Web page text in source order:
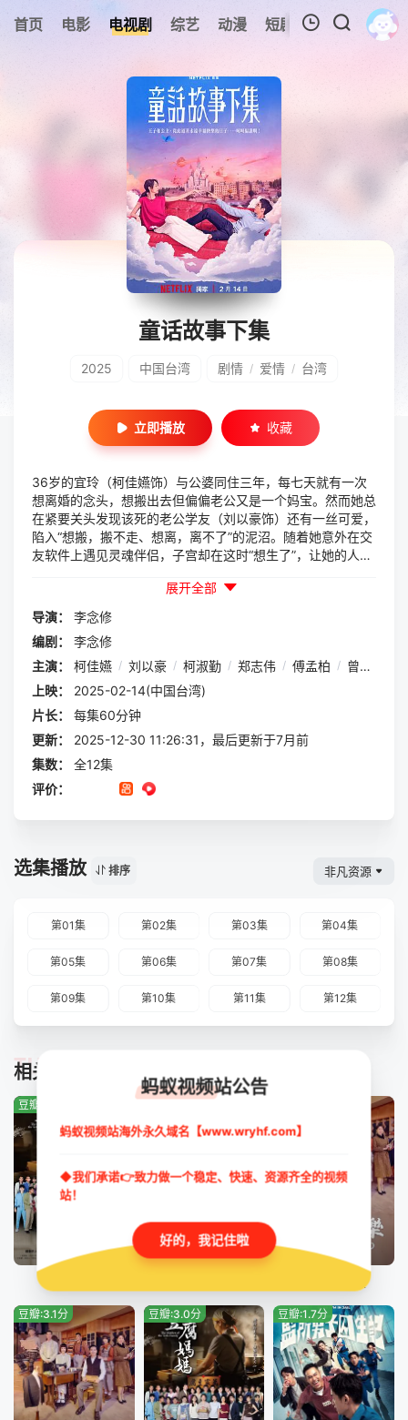
首页 电影 电视剧 综艺 动漫 短剧 今日更新
0
暂无观看影片的记录
童话故事下集
2025 中国台湾 剧情 / 爱情 / 台湾
立即播放 收藏
36岁的宜玲（柯佳嬿饰）与公婆同住三年，每七天就有一次
想离婚的念头，想搬出去但偏偏老公又是一个妈宝。然而她总
在紧要关头发现该死的老公学友（刘以豪饰）还有一丝可爱，
陷入“想搬，搬不走、想离，离不了”的泥沼。随着她意外在交
友软件上遇见灵魂伴侣，子宫却在这时“想生了”，让她的人生
展开全部
导演：
李念修
编剧：
李念修
主演：
柯佳嬿 / 刘以豪 / 柯淑勤 / 郑志伟 / 傅孟柏 / 曾敬骅
上映：
2025-02-14(中国台湾)
片长：
每集60分钟
更新：
2025-12-30 11:26:31，最后更新于7月前
集数：
全12集
评价：
选集播放 排序 非凡资源
第01集 第02集 第03集 第04集
第05集 第06集 第07集 第08集
第09集 第10集 第11集 第12集
相关推荐
TUIJIAN
更新至第161集
豆瓣:10.0分
更新至第250集 更新至第301集
豆瓣:3.1分 豆瓣:3.0分 豆瓣:1.7分
蚂蚁视频站公告
蚂蚁视频站海外永久域名【www.wryhf.com】
◆我们承诺👉致力做一个稳定、快速、资源齐全的视频
站！
好的，我记住啦